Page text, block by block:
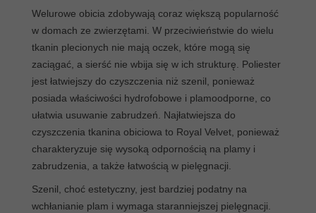
Welurowe obicia zdobywają coraz większą popularność
w domach ze zwierzętami. W przeciwieństwie do wielu
tkanin plecionych nie mają oczek, które mogą się
zaciągać, a sierść nie wbija się w ich strukturę. Poliester
jest łatwiejszy do czyszczenia niż szenil, ponieważ
posiada właściwości hydrofobowe i plamoodporne, co
ułatwia usuwanie zabrudzeń. Najłatwiejsza do
czyszczenia tkanina obiciowa to Royal Velvet, ponieważ
charakteryzuje się wysoką odpornością na plamy i
zabrudzenia, a także łatwością w pielęgnacji.
Szenil, choć estetyczny, jest bardziej podatny na
wchłanianie plam i wymaga staranniejszej pielęgnacji.